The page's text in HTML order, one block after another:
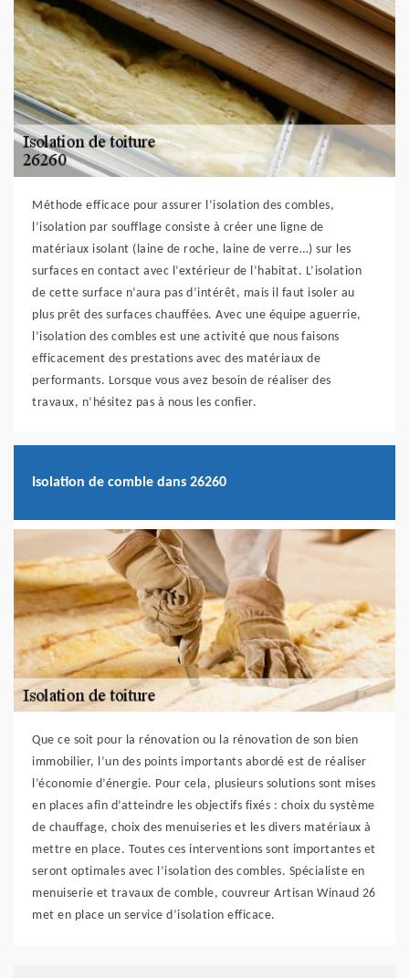
Méthode efficace pour assurer l’isolation des combles,
l’isolation par soufflage consiste à créer une ligne de
matériaux isolant (laine de roche, laine de verre…) sur les
surfaces en contact avec l’extérieur de l’habitat. L’isolation
de cette surface n’aura pas d’intérêt, mais il faut isoler au
plus prêt des surfaces chauffées. Avec une équipe aguerrie,
l’isolation des combles est une activité que nous faisons
efficacement des prestations avec des matériaux de
performants. Lorsque vous avez besoin de réaliser des
travaux, n’hésitez pas à nous les confier.
Isolation de comble dans 26260
Que ce soit pour la rénovation ou la rénovation de son bien
immobilier, l’un des points importants abordé est de réaliser
l’économie d’énergie. Pour cela, plusieurs solutions sont mises
en places afin d’atteindre les objectifs fixés : choix du système
de chauffage, choix des menuiseries et les divers matériaux à
mettre en place. Toutes ces interventions sont importantes et
seront optimales avec l’isolation des combles. Spécialiste en
menuiserie et travaux de comble, couvreur Artisan Winaud 26
met en place un service d’isolation efficace.